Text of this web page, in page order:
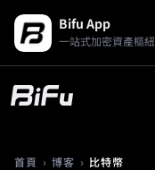
Bifu App
一站式加密資產樞紐
首頁 › 博客 › 比特幣